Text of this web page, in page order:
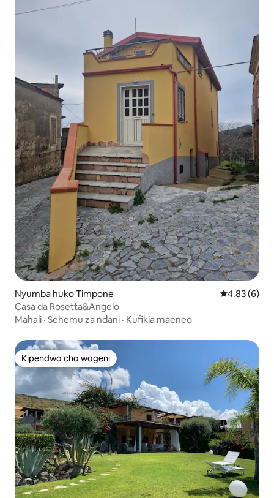
Nyumba huko Timpone Ukadiriaji
4.83 (6)
Casa da Rosetta&Angelo
Mahali · Sehemu za ndani · Kufikia maeneo
Kipendwa cha wageni
Kipendwa cha wageni